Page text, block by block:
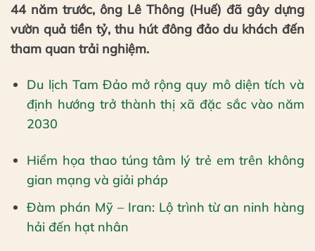
44 năm trước, ông Lê Thông (Huế) đã gây dựng
vườn quả tiền tỷ, thu hút đông đảo du khách đến
tham quan trải nghiệm.
Du lịch Tam Đảo mở rộng quy mô diện tích và
định hướng trở thành thị xã đặc sắc vào năm
2030
Hiểm họa thao túng tâm lý trẻ em trên không
gian mạng và giải pháp
Đàm phán Mỹ – Iran: Lộ trình từ an ninh hàng
hải đến hạt nhân